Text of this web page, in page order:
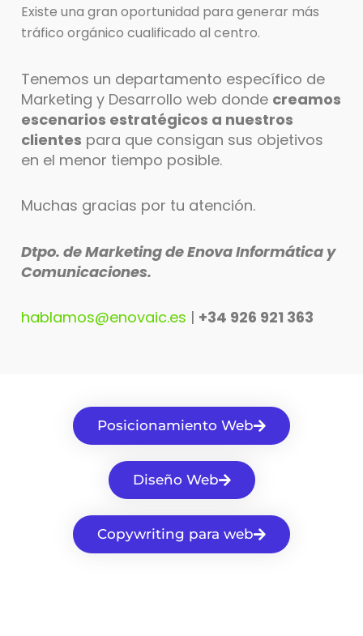
Existe una gran oportunidad para generar más
tráfico orgánico cualificado al centro.
Tenemos un departamento específico de
Marketing y Desarrollo web donde creamos
escenarios estratégicos a nuestros
clientes para que consigan sus objetivos
en el menor tiempo posible.
Muchas gracias por tu atención.
Dtpo. de Marketing de Enova Informática y
Comunicaciones.
hablamos@enovaic.es | +34 926 921 363
Posicionamiento Web
Diseño Web
Copywriting para web